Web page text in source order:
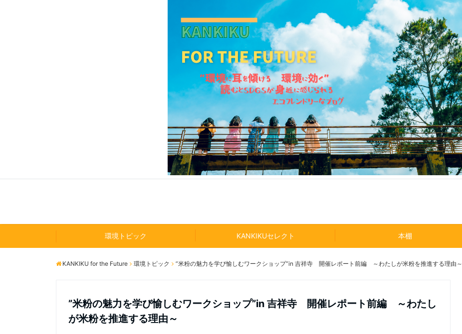
環境トピック KANKIKUセレクト 本棚
KANKIKU for the Future 環境トピック ”米粉の魅力を学び愉しむワークショップ”in 吉祥寺 開催レポート前編 ～わたしが米粉を推進する理由～
”米粉の魅力を学び愉しむワークショップ”in 吉祥寺 開催レポート前編 ～わたし
が米粉を推進する理由～